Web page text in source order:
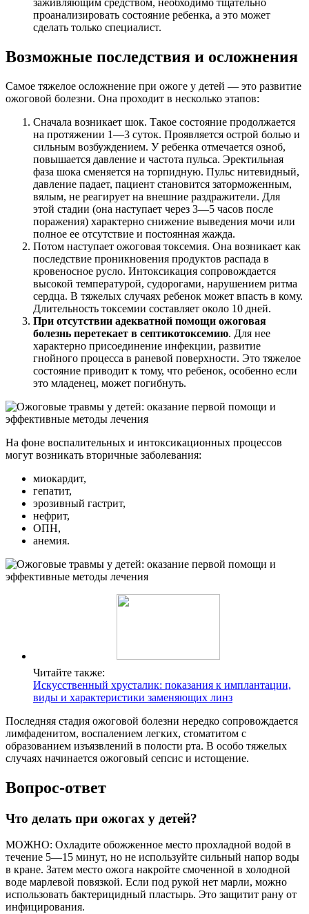
заживляющим средством, необходимо тщательно
проанализировать состояние ребенка, а это может
сделать только специалист.
Возможные последствия и осложнения
Самое тяжелое осложнение при ожоге у детей — это развитие
ожоговой болезни. Она проходит в несколько этапов:
Сначала возникает шок. Такое состояние продолжается
на протяжении 1—3 суток. Проявляется острой болью и
сильным возбуждением. У ребенка отмечается озноб,
повышается давление и частота пульса. Эректильная
фаза шока сменяется на торпидную. Пульс нитевидный,
давление падает, пациент становится заторможенным,
вялым, не реагирует на внешние раздражители. Для
этой стадии (она наступает через 3—5 часов после
поражения) характерно снижение выведения мочи или
полное ее отсутствие и постоянная жажда.
Потом наступает ожоговая токсемия. Она возникает как
последствие проникновения продуктов распада в
кровеносное русло. Интоксикация сопровождается
высокой температурой, судорогами, нарушением ритма
сердца. В тяжелых случаях ребенок может впасть в кому.
Длительность токсемии составляет около 10 дней.
При отсутствии адекватной помощи ожоговая
болезнь перетекает в септикотоксемию. Для нее
характерно присоединение инфекции, развитие
гнойного процесса в раневой поверхности. Это тяжелое
состояние приводит к тому, что ребенок, особенно если
это младенец, может погибнуть.
На фоне воспалительных и интоксикационных процессов
могут возникать вторичные заболевания:
миокардит,
гепатит,
эрозивный гастрит,
нефрит,
ОПН,
анемия.
Читайте также:
Искусственный хрусталик: показания к имплантации,
виды и характеристики заменяющих линз
Последняя стадия ожоговой болезни нередко сопровождается
лимфаденитом, воспалением легких, стоматитом с
образованием изъязвлений в полости рта. В особо тяжелых
случаях начинается ожоговый сепсис и истощение.
Вопрос-ответ
Что делать при ожогах у детей?
МОЖНО: Охладите обожженное место прохладной водой в
течение 5—15 минут, но не используйте сильный напор воды
в кране. Затем место ожога накройте смоченной в холодной
воде марлевой повязкой. Если под рукой нет марли, можно
использовать бактерицидный пластырь. Это защитит рану от
инфицирования.